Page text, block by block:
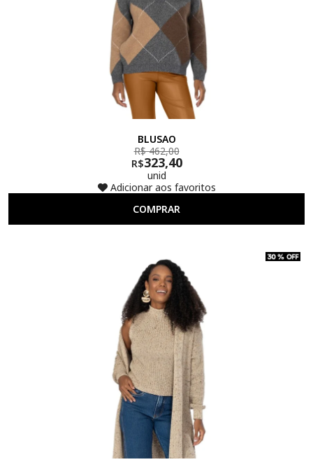
BLUSAO
R$ 462,00
R$323,40
unid
Adicionar aos favoritos
COMPRAR